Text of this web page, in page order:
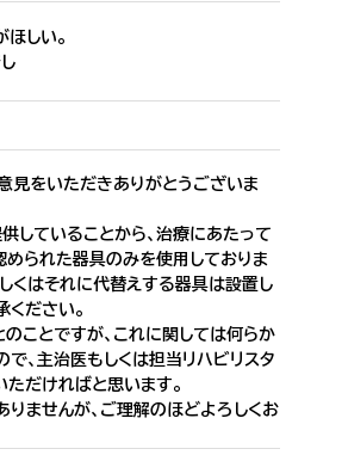
しい。
をいただきありがとうございま
していることから、治療にあたって
められた器具のみを使用しておりま
くはそれに代替えする器具は設置し
ださい。
ことですが、これに関しては何らか
、主治医もしくは担当リハビリスタ
だければと思います。
りませんが、ご理解のほどよろしくお